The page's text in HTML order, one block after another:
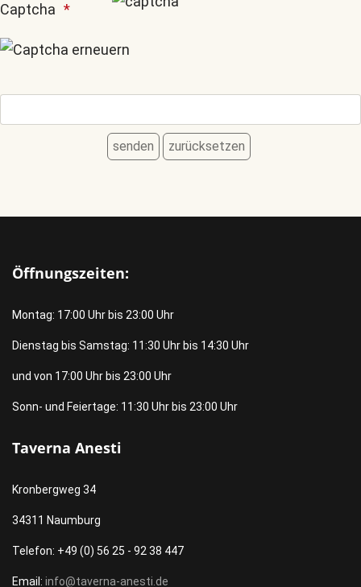
Captcha
Öffnungszeiten:
Montag: 17:00 Uhr bis 23:00 Uhr
Dienstag bis Samstag: 11:30 Uhr bis 14:30 Uhr
und von 17:00 Uhr bis 23:00 Uhr
Sonn- und Feiertage: 11:30 Uhr bis 23:00 Uhr
Taverna Anesti
Kronbergweg 34
34311 Naumburg
Telefon: +49 (0) 56 25 - 92 38 447
Email: info@taverna-anesti.de